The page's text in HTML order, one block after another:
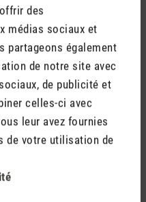
des
médias sociaux et
partageons également
de notre site avec
de publicité et
celles-ci avec
leur avez fournies
de votre utilisation de